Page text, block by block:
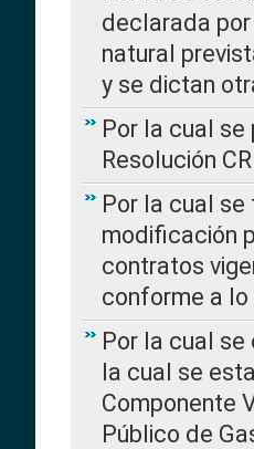
declarada
natural
y se dictan
Por la cual
Resolución
Por la cual
modificación
contratos
conforme a lo
Por la cual se
la cual se
Componente
Público de